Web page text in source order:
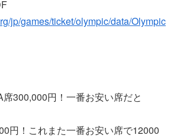
jp/games/ticket/olympic/data/Olympic
300,000円！一番お安い席だと
円！これまた一番お安い席で12000